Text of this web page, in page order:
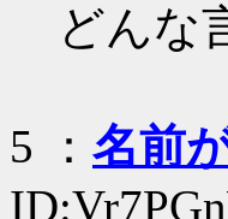
どんな
5 ： 名前